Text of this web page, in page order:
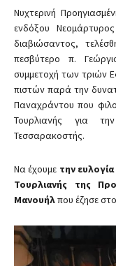
Νυχτερινή
ενδόξου
διαβιώσαντος,
πεσβύτερο π.
συμμετοχή των τριών
πιστών παρά την
Παναχράντου που
Τουρλιανής για
Τεσσαρακοστής.
Να έχουμε την
Τουρλιανής της
Μανουήλπου έζησε